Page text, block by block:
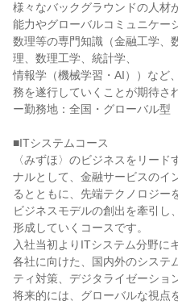
様々なバックグラウンドの人材
能力やグローバルコミュニケー
数理等の専門知識（金融工学、
理、数理工学、統計学、
情報学（機械学習・AI））など
務を遂行していくことが期待さ
ー勤務地：全国・グローバル型
■ITシステムコース
〈みずほ〉のビジネスをリー
ナルとして、金融サービスのイ
るとともに、先端テクノロジー
ビジネスモデルの創出を牽引し
形成していくコースです。
入社当初よりITシステム分野に
各社に向けた、国内外のシステ
ティ対策、デジタライゼーショ
将来的には、グローバルな視点